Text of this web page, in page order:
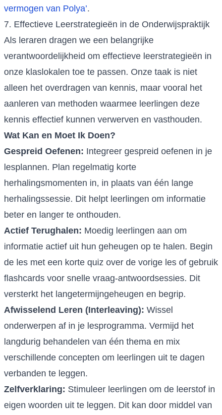
vermogen van Polya’.
7. Effectieve Leerstrategieën in de Onderwijspraktijk
Als leraren dragen we een belangrijke
verantwoordelijkheid om effectieve leerstrategieën in
onze klaslokalen toe te passen. Onze taak is niet
alleen het overdragen van kennis, maar vooral het
aanleren van methoden waarmee leerlingen deze
kennis effectief kunnen verwerven en vasthouden.
Wat Kan en Moet Ik Doen?
Gespreid Oefenen: Integreer gespreid oefenen in je
lesplannen. Plan regelmatig korte
herhalingsmomenten in, in plaats van één lange
herhalingssessie. Dit helpt leerlingen om informatie
beter en langer te onthouden.
Actief Terughalen: Moedig leerlingen aan om
informatie actief uit hun geheugen op te halen. Begin
de les met een korte quiz over de vorige les of gebruik
flashcards voor snelle vraag-antwoordsessies. Dit
versterkt het langetermijngeheugen en begrip.
Afwisselend Leren (Interleaving): Wissel
onderwerpen af in je lesprogramma. Vermijd het
langdurig behandelen van één thema en mix
verschillende concepten om leerlingen uit te dagen
verbanden te leggen.
Zelfverklaring: Stimuleer leerlingen om de leerstof in
eigen woorden uit te leggen. Dit kan door middel van